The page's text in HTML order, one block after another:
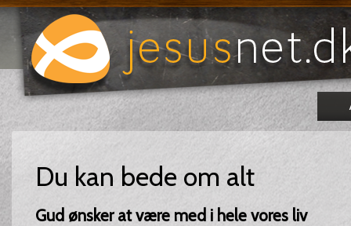
Du kan bede om alt
Gud ønsker at være med i hele vores liv